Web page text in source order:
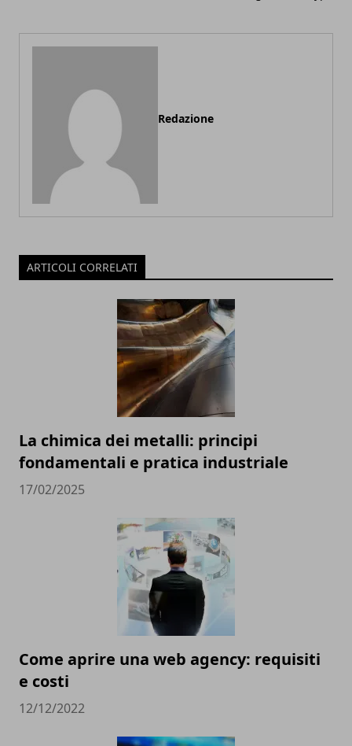
Redazione
ARTICOLI CORRELATI
La chimica dei metalli: principi
fondamentali e pratica industriale
17/02/2025
Come aprire una web agency: requisiti
e costi
12/12/2022